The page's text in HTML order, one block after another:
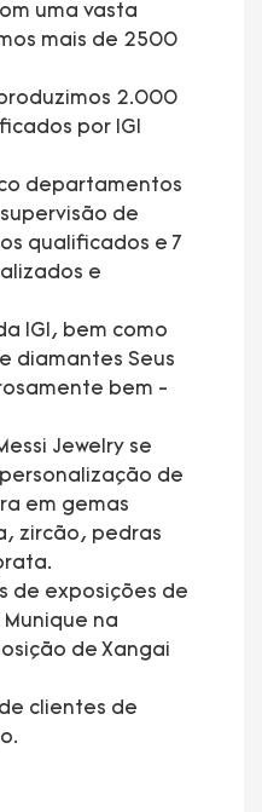
uma vasta
mais de 2500
2.000
por IGI
departamentos
de
qualificados e 7
e
IGI, bem como
diamantes Seus
bem -
Jewelry se
de
em gemas
zircão, pedras
de exposições de
Munique na
de Xangai
clientes de